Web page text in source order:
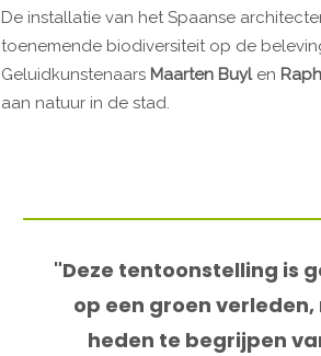
De installatie van het Spaanse
toenemende biodiversiteit op de
Geluidkunstenaars Maarten Buylen
aan natuur in de stad.
"Deze tentoonstelling is
op een groen
heden te begrijpen